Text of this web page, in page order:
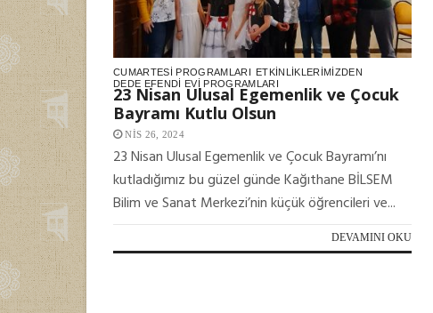
CUMARTESI PROGRAMLARI ETKINLIKLERIMIZDEN
DEDE EFENDI EVI PROGRAMLARI
23 Nisan Ulusal Egemenlik ve Çocuk
Bayramı Kutlu Olsun
NIS 26, 2024
23 Nisan Ulusal Egemenlik ve Çocuk Bayramı’nı
kutladığımız bu güzel günde Kağıthane BİLSEM
Bilim ve Sanat Merkezi’nin küçük öğrencileri ve...
DEVAMINI OKU